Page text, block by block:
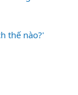
thế nào?'